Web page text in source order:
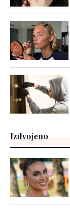
Izdvojeno